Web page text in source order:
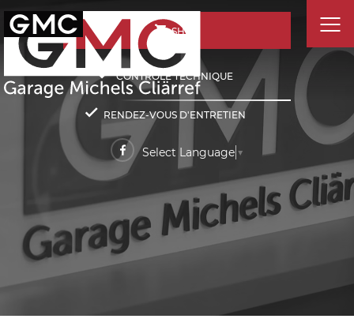
SHOP
CONTRÔLE TECHNIQUE
RENDEZ-VOUS D'ENTRETIEN
Select Language ▼